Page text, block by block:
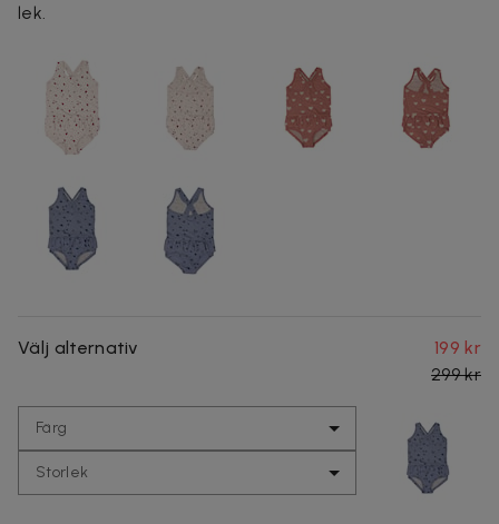
lek.
Välj alternativ
199 kr
299 kr
Färg
Storlek